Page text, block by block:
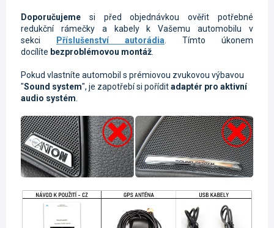
Doporučujeme
si před objednávkou ověřit potřebné
redukční rámečky a kabely k Vašemu automobilu v
sekci
Příslušenství autorádia. Tímto úkonem
docílíte bezproblémovou montáž.
Pokud vlastníte automobil s prémiovou zvukovou výbavou
"Sound system", je zapotřebí si poříditadaptér pro aktivní
audio systém.